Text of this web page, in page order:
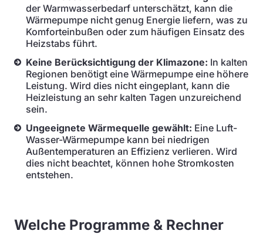
der Warmwasserbedarf unterschätzt, kann die
Wärmepumpe nicht genug Energie liefern, was zu
Komforteinbußen oder zum häufigen Einsatz des
Heizstabs führt.
Keine Berücksichtigung der Klimazone: In kalten
Regionen benötigt eine Wärmepumpe eine höhere
Leistung. Wird dies nicht eingeplant, kann die
Heizleistung an sehr kalten Tagen unzureichend
sein.
Ungeeignete Wärmequelle gewählt: Eine Luft-
Wasser-Wärmepumpe kann bei niedrigen
Außentemperaturen an Effizienz verlieren. Wird
dies nicht beachtet, können hohe Stromkosten
entstehen.
Welche Programme & Rechner